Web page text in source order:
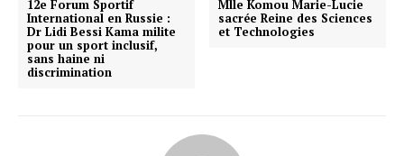
12e Forum Sportif
International en Russie :
Dr Lidi Bessi Kama milite
pour un sport inclusif,
sans haine ni
discrimination
Mlle Komou Marie-Lucie
sacrée Reine des Sciences
et Technologies